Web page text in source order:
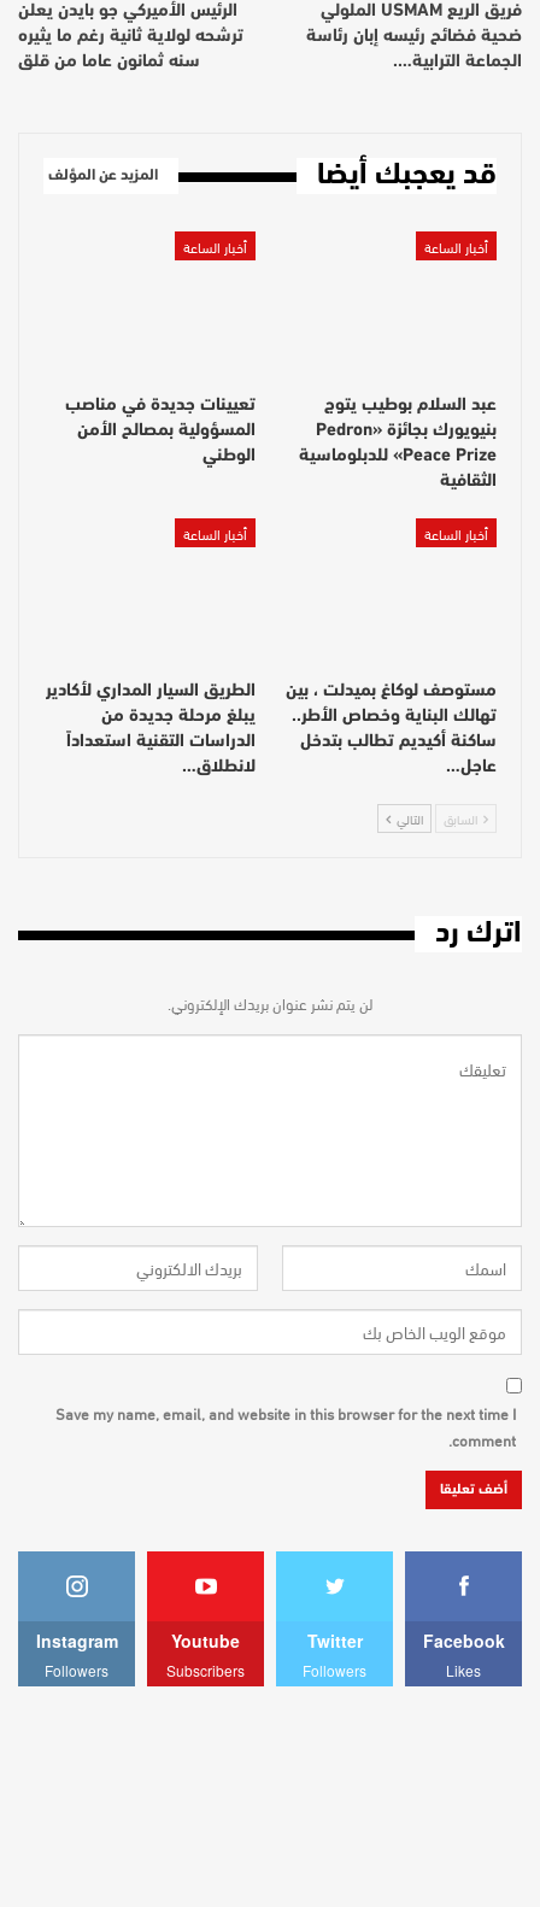
فريق الريع USMAM الملولي
ضحية فضائح رئيسه إبان رئاسة
الجماعة الترابية….
الرئيس الأميركي جو بايدن يعلن
ترشحه لولاية ثانية رغم ما يثيره
سنه ثمانون عاما من قلق
قد يعجبك أيضا المزيد عن المؤلف
أخبار الساعة
عبد السلام بوطيب يتوج
بنيويورك بجائزة «Pedron
Peace Prize» للدبلوماسية
الثقافية
أخبار الساعة
تعيينات جديدة في مناصب
المسؤولية بمصالح الأمن
الوطني
أخبار الساعة
مستوصف لوكاغ بميدلت ، بين
تهالك البناية وخصاص الأطر..
ساكنة أكيديم تطالب بتدخل
عاجل…
أخبار الساعة
الطريق السيار المداري لأكادير
يبلغ مرحلة جديدة من
الدراسات التقنية استعداداً
لانطلاق…
السابق التالي
اترك رد
لن يتم نشر عنوان بريدك الإلكتروني.
Save my name, email, and website in this browser for the next time I
comment.
Facebook
Likes
Twitter
Followers
Youtube
Subscribers
Instagram
Followers